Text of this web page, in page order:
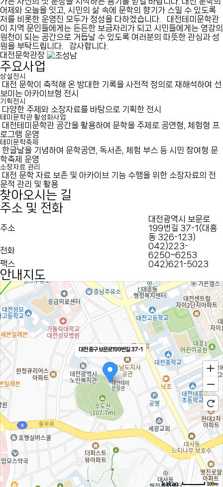
어제와 오늘을 잇고, 시민의 삶 속에 문학의 향기가 스밀 수 있도록
저를 비롯한 운영진 모두가 정성을 다하겠습니다.
대전테미문학관
이 지역 문인들에게는 든든한 보금자리가 되고 시민들에게는 영감의
원천이 되는 공간으로 거듭날 수 있도록 여러분의 따뜻한 관심과 성
원을 부탁드립니다.
감사합니다.
대전문학관장
주요사업
상설전시
대전 문학이 축적해 온 방대한 기록을 사전적 정의로 재해석하여 선
보이는 아카이브형 전시
기획전시
다양한 주제와 소장자료를 바탕으로 기획한 전시
테미문학관 활성화사업
대전테미문학관 공간을 활용하여 문학을 주제로 공연형, 체험형 프
로그램 운영
테미문학축제
한글날을 기념하여 문학공연, 독서존, 체험 부스 등 시민 참여형 문
학축제 운영
소장자료 관리
대전 문학 자료 보존 및 아카이브 기능 수행을 위한 소장자료의 전
문적 관리 및 활용
찾아오시는 길
주소 및 전화
주소
대전광역시 보문로
199번길 37-1(대흥
동 326-123)
전화
042)223-
6250~6253
팩스
042)621-5023
안내지도
대전 중구 보문로199번길 37-1
100m